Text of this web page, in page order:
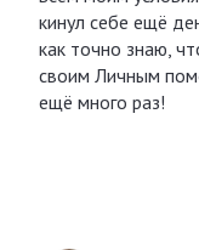
кинул себе ещё
как точно знаю,
своим Личным
ещё много раз!